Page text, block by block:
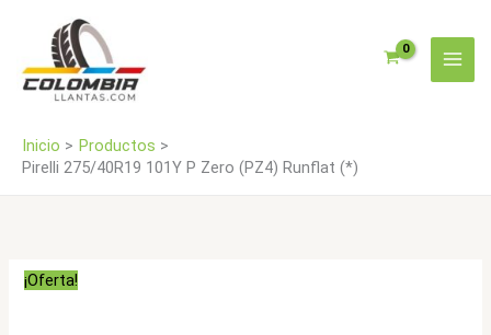
contenido
Inicio
Productos
Pirelli 275/40R19 101Y P Zero (PZ4) Runflat (*)
¡Oferta!
(PZ4)
Runflat
(*)
cantidad